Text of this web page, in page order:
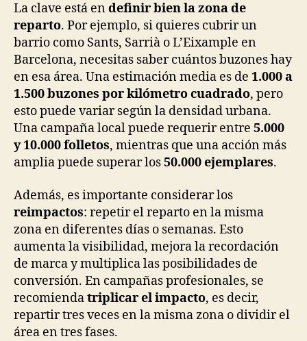
La clave está endefinir bien la zona de
reparto. Por ejemplo, si quieres cubrir un
barrio como Sants, Sarrià o L’Eixample en
Barcelona, necesitas saber cuántos buzones hay
en esa área. Una estimación media es de 1.000 a
1.500 buzones por kilómetro cuadrado, pero
esto puede variar según la densidad urbana.
Una campaña local puede requerir entre 5.000
y 10.000 folletos, mientras que una acción más
amplia puede superar los50.000 ejemplares.
Además, es importante considerar los
reimpactos: repetir el reparto en la misma
zona en diferentes días o semanas. Esto
aumenta la visibilidad, mejora la recordación
de marca y multiplica las posibilidades de
conversión. En campañas profesionales, se
recomiendatriplicar el impacto, es decir,
repartir tres veces en la misma zona o dividir el
área en tres fases.